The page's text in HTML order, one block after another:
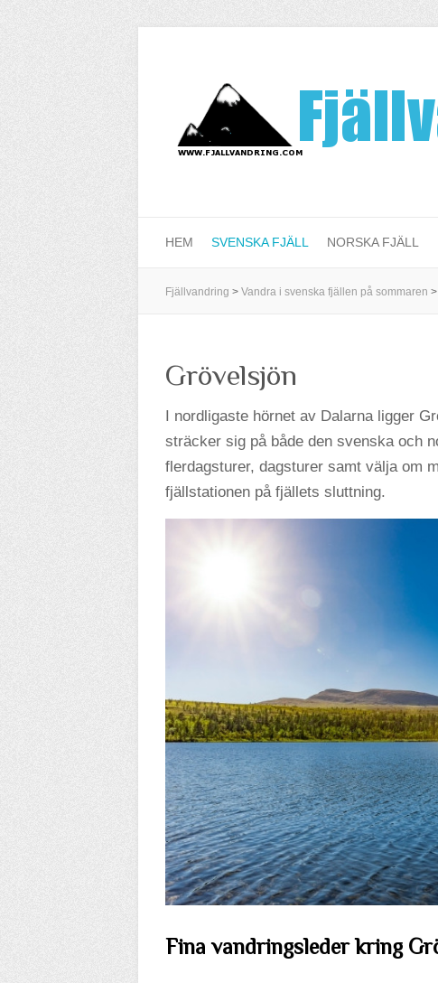
HEM SVENSKA FJÄLL NORSKA FJÄLL
Fjällvandring > Vandra i svenska fjällen på sommaren >
Grövelsjön
I nordligaste hörnet av Dalarna ligger
sträcker sig på både den svenska och
flerdagsturer, dagsturer samt välja om
fjällstationen på fjällets sluttning.
Fina vandringsleder kring